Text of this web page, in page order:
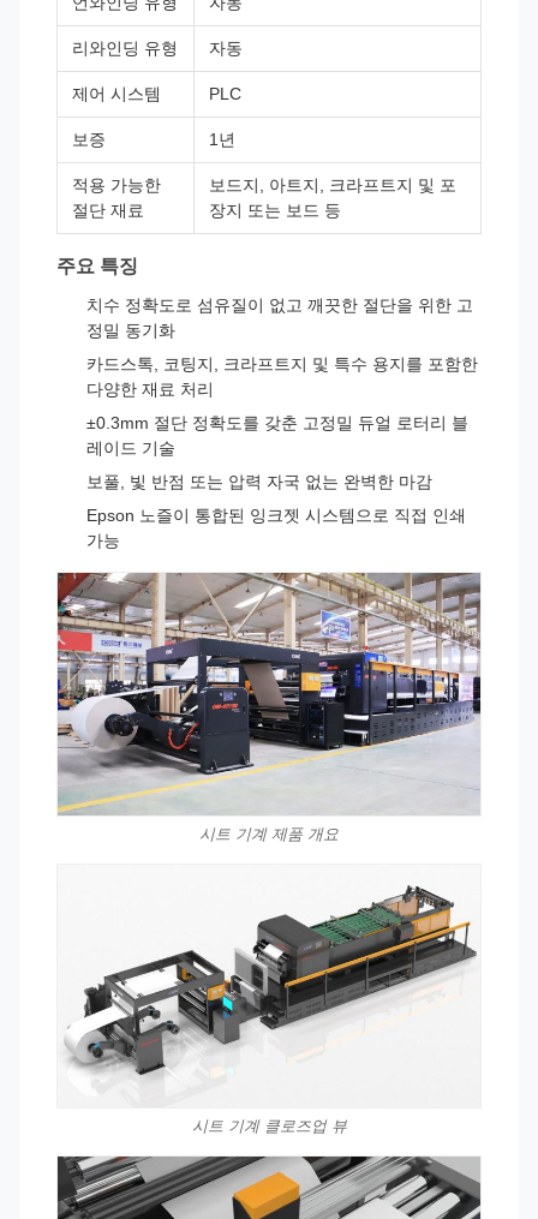
리와인딩 유형 자동
제어 시스템 PLC
보증 1년
적용 가능한
절단 재료
보드지, 아트지, 크라프트지 및 포
장지 또는 보드 등
주요 특징
치수 정확도로 섬유질이 없고 깨끗한 절단을 위한 고
정밀 동기화
카드스톡, 코팅지, 크라프트지 및 특수 용지를 포함한
다양한 재료 처리
±0.3mm 절단 정확도를 갖춘 고정밀 듀얼 로터리 블
레이드 기술
보풀, 빛 반점 또는 압력 자국 없는 완벽한 마감
Epson 노즐이 통합된 잉크젯 시스템으로 직접 인쇄
가능
시트 기계 제품 개요
시트 기계 클로즈업 뷰